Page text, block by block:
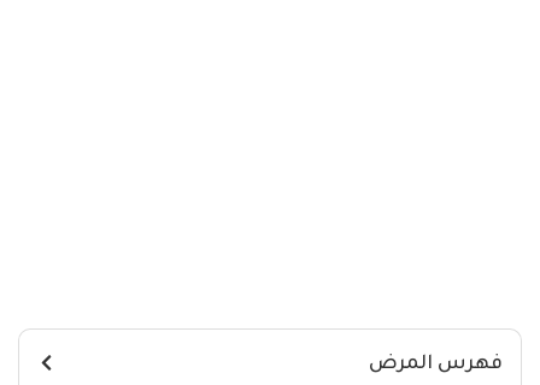
فهرس المرض